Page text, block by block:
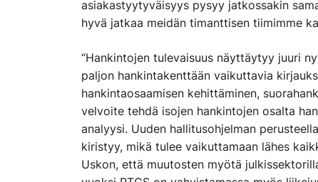
asiakastyytyväisyys pysyy jatkossakin
hyvä jatkaa meidän timanttisen tiimimme
“Hankintojen tulevaisuus näyttäytyy juuri
paljon hankintakenttään vaikuttavia
hankintaosaamisen kehittäminen,
velvoite tehdä isojen hankintojen osalta
analyysi. Uuden hallitusohjelman
kiristyy, mikä tulee vaikuttamaan lähes
Uskon, että muutosten myötä